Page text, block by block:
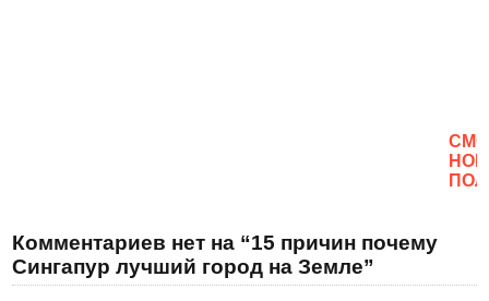
Комментариев нет на “15 причин почему
Сингапур лучший город на Земле”